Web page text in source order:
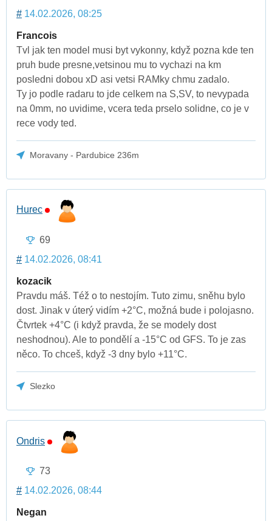
# 14.02.2026, 08:25
Francois
Tvl jak ten model musi byt vykonny, když pozna kde ten
pruh bude presne,vetsinou mu to vychazi na km
posledni dobou xD asi vetsi RAMky chmu zadalo.
Ty jo podle radaru to jde celkem na S,SV, to nevypada
na 0mm, no uvidime, vcera teda prselo solidne, co je v
rece vody ted.
Moravany - Pardubice 236m
Hurec
69
# 14.02.2026, 08:41
kozacik
Pravdu máš. Též o to nestojím. Tuto zimu, sněhu bylo
dost. Jinak v úterý vidím +2°C, možná bude i polojasno.
Čtvrtek +4°C (i když pravda, že se modely dost
neshodnou). Ale to pondělí a -15°C od GFS. To je zas
něco. To chceš, když -3 dny bylo +11°C.
Slezko
Ondris
73
# 14.02.2026, 08:44
Negan